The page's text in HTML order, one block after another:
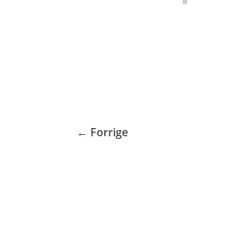
← Forrige